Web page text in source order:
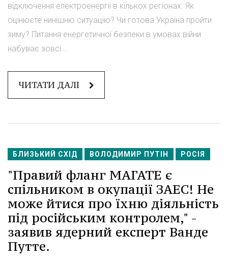
відключення електроенергії в кількох регіонах. Як
оцінюєте нинішню ситуацію? Чи готова Україна пройти
зиму? Питання енергетичної безпеки в умовах війни
набуває зовсі...
ЧИТАТИ ДАЛІ
БЛИЗЬКИЙ СХІД ВОЛОДИМИР ПУТІН РОСІЯ
"Правий фланг МАГАТЕ є
спільником в окупації ЗАЕС! Не
може йтися про їхню діяльність
під російським контролем," -
заявив ядерний експерт Ванде
Путте.